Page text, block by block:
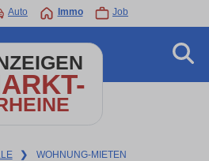
Auto Immo Job
❯ WOHNUNG-MIETEN